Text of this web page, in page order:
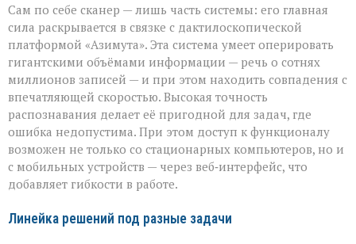
Сам по себе сканер — лишь часть системы: его главная
сила раскрывается в связке с дактилоскопической
платформой «Азимута». Эта система умеет оперировать
гигантскими объёмами информации — речь о сотнях
миллионов записей — и при этом находить совпадения с
впечатляющей скоростью. Высокая точность
распознавания делает её пригодной для задач, где
ошибка недопустима. При этом доступ к функционалу
возможен не только со стационарных компьютеров, но и
с мобильных устройств — через веб‑интерфейс, что
добавляет гибкости в работе.
Линейка решений под разные задачи